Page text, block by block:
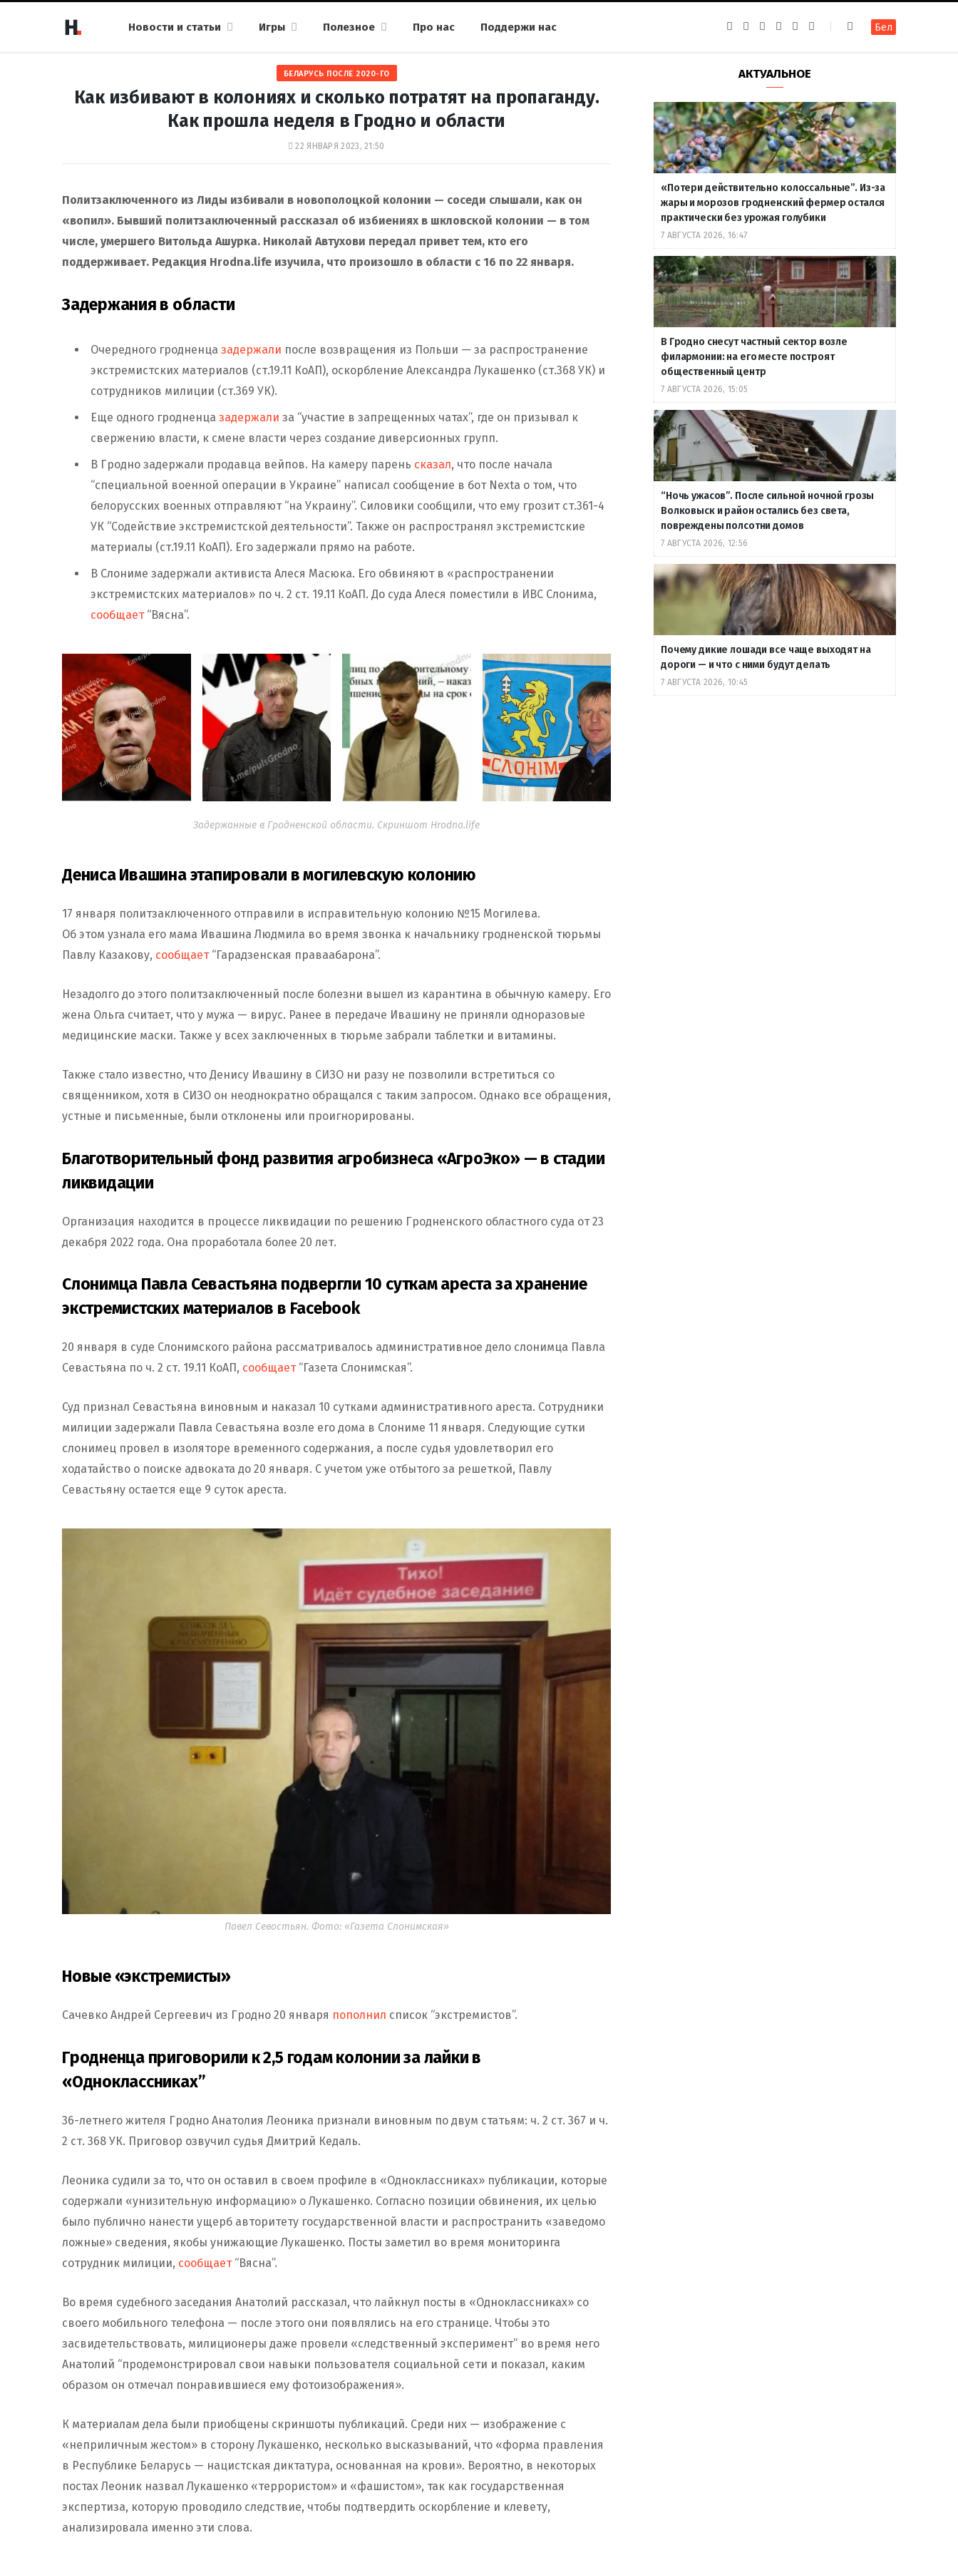
Новости и статьи Игры Полезное Про нас Поддержи нас
k
a
g
a
m
g
r
a
m
u
b
т
е
Бел
БЕЛАРУСЬ ПОСЛЕ 2020-ГО
Как избивают в колониях и сколько потратят на пропаганду.
Как прошла неделя в Гродно и области
22 ЯНВАРЯ 2023, 21:50
Политзаключенного из Лиды избивали в новополоцкой колонии — соседи слышали, как он
«вопил». Бывший политзаключенный рассказал об избиениях в шкловской колонии — в том
числе, умершего Витольда Ашурка. Николай Автухови передал привет тем, кто его
поддерживает. Редакция Hrodna.life изучила, что произошло в области c 16 по 22 января.
Задержания в области
Очередного гродненца задержали после возвращения из Польши — за распространение
экстремистских материалов (ст.19.11 КоАП), оскорбление Александра Лукашенко (ст.368 УК) и
сотрудников милиции (ст.369 УК).
Еще одного гродненца задержали за “участие в запрещенных чатах”, где он призывал к
свержению власти, к смене власти через создание диверсионных групп.
В Гродно задержали продавца вейпов. На камеру парень сказал, что после начала
“специальной военной операции в Украине” написал сообщение в бот Nexta о том, что
белорусских военных отправляют “на Украину”. Силовики сообщили, что ему грозит ст.361-4
УК “Содействие экстремистской деятельности”. Также он распространял экстремистские
материалы (ст.19.11 КоАП). Его задержали прямо на работе.
В Слониме задержали активиста Алеся Масюка. Его обвиняют в «распространении
экстремистских материалов» по ч. 2 ст. 19.11 КоАП. До суда Алеся поместили в ИВС Слонима,
сообщает“Вясна”.
Задержанные в Гродненской области. Скриншот Hrodna.life
Дениса Ивашина этапировали в могилевскую колонию
17 января политзаключенного отправили в исправительную колонию №15 Могилева.
Об этом узнала его мама Ивашина Людмила во время звонка к начальнику гродненской тюрьмы
Павлу Казакову, сообщает“Гарадзенская праваабарона”.
Незадолго до этого политзаключенный после болезни вышел из карантина в обычную камеру. Его
жена Ольга считает, что у мужа — вирус. Ранее в передаче Ивашину не приняли одноразовые
медицинские маски. Также у всех заключенных в тюрьме забрали таблетки и витамины.
Также стало известно, что Денису Ивашину в СИЗО ни разу не позволили встретиться со
священником, хотя в СИЗО он неоднократно обращался с таким запросом. Однако все обращения,
устные и письменные, были отклонены или проигнорированы.
Благотворительный фонд развития агробизнеса «АгроЭко» — в стадии
ликвидации
Организация находится в процессе ликвидации по решению Гродненского областного суда от 23
декабря 2022 года. Она проработала более 20 лет.
Слонимца Павла Севастьяна подвергли 10 суткам ареста за хранение
экстремистских материалов в Facebook
20 января в суде Слонимского района рассматривалось административное дело слонимца Павла
Севастьяна по ч. 2 ст. 19.11 КоАП, сообщает“Газета Слонимская”.
Суд признал Севастьяна виновным и наказал 10 сутками административного ареста. Сотрудники
милиции задержали Павла Севастьяна возле его дома в Слониме 11 января. Следующие сутки
слонимец провел в изоляторе временного содержания, а после судья удовлетворил его
ходатайство о поиске адвоката до 20 января. С учетом уже отбытого за решеткой, Павлу
Севастьяну остается еще 9 суток ареста.
Павел Севостьян. Фото: «Газета Слонимская»
Новые «экстремисты»
Сачевко Андрей Сергеевич из Гродно 20 января пополнил список “экстремистов”.
Гродненца приговорили к 2,5 годам колонии за лайки в
«Одноклассниках”
36-летнего жителя Гродно Анатолия Леоника признали виновным по двум статьям: ч. 2 ст. 367 и ч.
2 ст. 368 УК. Приговор озвучил судья Дмитрий Кедаль.
Леоника судили за то, что он оставил в своем профиле в «Одноклассниках» публикации, которые
содержали «унизительную информацию» о Лукашенко. Согласно позиции обвинения, их целью
было публично нанести ущерб авторитету государственной власти и распространить «заведомо
ложные» сведения, якобы унижающие Лукашенко. Посты заметил во время мониторинга
сотрудник милиции, сообщает“Вясна”.
Во время судебного заседания Анатолий рассказал, что лайкнул посты в «Одноклассниках» со
своего мобильного телефона — после этого они появлялись на его странице. Чтобы это
засвидетельствовать, милиционеры даже провели «следственный эксперимент” во время него
Анатолий “продемонстрировал свои навыки пользователя социальной сети и показал, каким
образом он отмечал понравившиеся ему фотоизображения».
К материалам дела были приобщены скриншоты публикаций. Среди них — изображение с
«неприличным жестом» в сторону Лукашенко, несколько высказываний, что «форма правления
в Республике Беларусь — нацистская диктатура, основанная на крови». Вероятно, в некоторых
постах Леоник назвал Лукашенко «террористом» и «фашистом», так как государственная
экспертиза, которую проводило следствие, чтобы подтвердить оскорбление и клевету,
анализировала именно эти слова.
АКТУАЛЬНОЕ
«Потери действительно колоссальные”. Из-за
жары и морозов гродненский фермер остался
практически без урожая голубики
7 АВГУСТА 2026, 16:47
В Гродно снесут частный сектор возле
филармонии: на его месте построят
общественный центр
7 АВГУСТА 2026, 15:05
“Ночь ужасов”. После сильной ночной грозы
Волковыск и район остались без света,
повреждены полсотни домов
7 АВГУСТА 2026, 12:56
Почему дикие лошади все чаще выходят на
дороги — и что с ними будут делать
7 АВГУСТА 2026, 10:45